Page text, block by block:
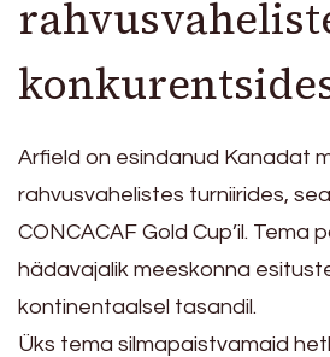
Arfield on esindanud Kanadat
rahvusvahelistes turniirides,
CONCACAF Gold Cup’il. Tema
hädavajalik meeskonna
kontinentaalsel tasandil.
Üks tema silmapaistvamaid